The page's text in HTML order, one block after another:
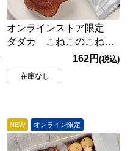
オンラインストア限定
ダダカ こねこのこねこ
ね にくきゅうフィナン
シェ アールグレイ1個
162円 (税込)
在庫なし
NEW オンライン限定